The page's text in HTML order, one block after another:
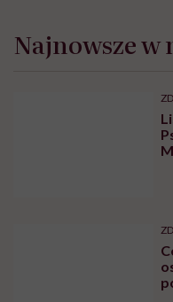
Najnowsze w